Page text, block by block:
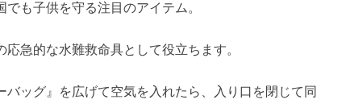
も子供を守る注目のアイテム。
急的な水難救命具として役立ちます。
ッグ』を広げて空気を入れたら、入り口を閉じて同